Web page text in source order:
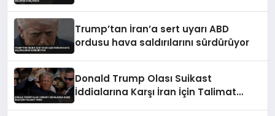
Trump’tan İran’a sert uyarı ABD
ordusu hava saldırılarını sürdürüyor
Donald Trump Olası Suikast
İddialarına Karşı İran İçin Talimat